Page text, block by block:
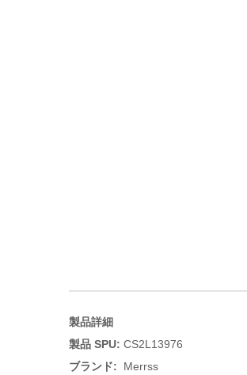
製品詳細
製品 SPU: CS2L13976
ブランド:
Merrss